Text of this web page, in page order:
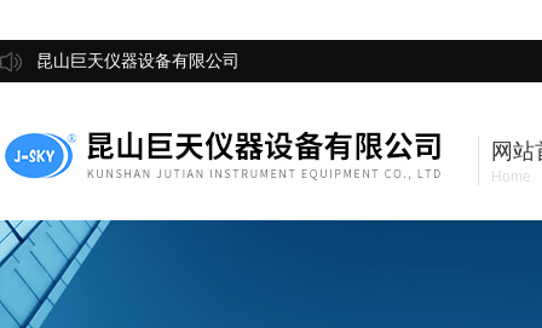
昆山巨天仪器设备有限公司
网站
Home